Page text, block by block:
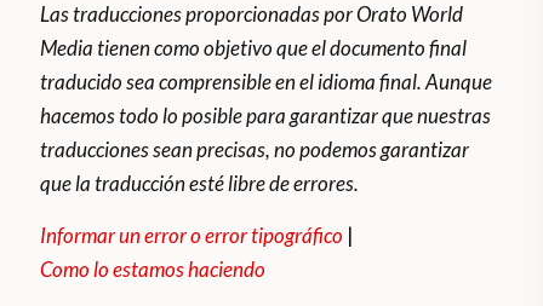
Las traducciones proporcionadas por Orato World
Media tienen como objetivo que el documento final
traducido sea comprensible en el idioma final. Aunque
hacemos todo lo posible para garantizar que nuestras
traducciones sean precisas, no podemos garantizar
que la traducción esté libre de errores.
Informar un error o error tipográfico |
Como lo estamos haciendo